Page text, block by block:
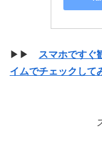
▶▶
スマホですぐ
イムでチェックして